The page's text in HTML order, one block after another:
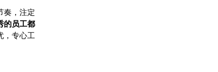
奏，注定
的员工都
，专心工